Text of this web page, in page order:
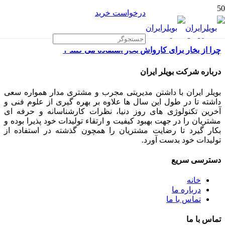
درخواست خرید
چرا از بخار برای کارواش بخار استفاده می کنند ؟
درباره شرکت بویلر ایران
بویلر ایران با داشتن مدیریتی مجرب و مشتری مدار همواره سعی
داشته تا در طول این سال ها علاوه بر بهره گیری از علوم فنی و
آخرین تکنولوژی های روز دنیا، نظرات کارشناسانه و حرفه ای
مشتریان را در جهت بهبود کیفیت و ارتقاء تولیدات خود پذیرا بوده و
بکار گیرد تا رضایت مشتریان را همچون گذشته در استفاده از
تولیدات خود بدست آورد.
دسترسی سریع
خانه
درباره ما
تماس با ما
تماس با ما